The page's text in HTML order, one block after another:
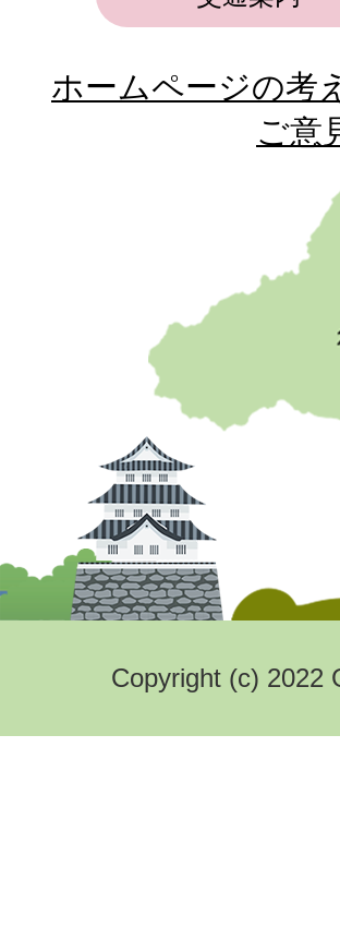
ホームページの考
ご意
Copyright (c) 2022